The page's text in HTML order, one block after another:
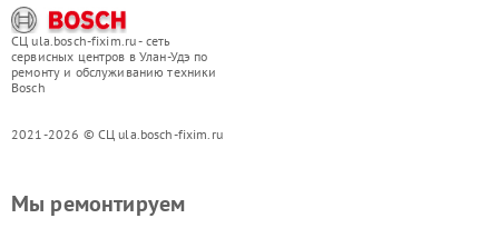
СЦ ula.bosch-fixim.ru - сеть
сервисных центров в Улан-Удэ по
ремонту и обслуживанию техники
Bosch
2021-2026 © СЦ ula.bosch-fixim.ru
Мы ремонтируем